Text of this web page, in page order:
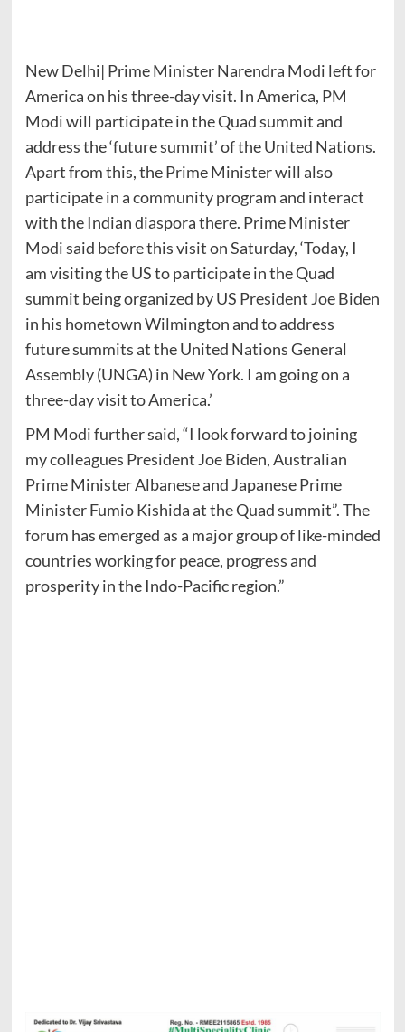
New Delhi| Prime Minister Narendra Modi left for
America on his three-day visit. In America, PM
Modi will participate in the Quad summit and
address the ‘future summit’ of the United Nations.
Apart from this, the Prime Minister will also
participate in a community program and interact
with the Indian diaspora there. Prime Minister
Modi said before this visit on Saturday, ‘Today, I
am visiting the US to participate in the Quad
summit being organized by US President Joe Biden
in his hometown Wilmington and to address
future summits at the United Nations General
Assembly (UNGA) in New York. I am going on a
three-day visit to America.’
PM Modi further said, “I look forward to joining
my colleagues President Joe Biden, Australian
Prime Minister Albanese and Japanese Prime
Minister Fumio Kishida at the Quad summit”. The
forum has emerged as a major group of like-minded
countries working for peace, progress and
prosperity in the Indo-Pacific region.”